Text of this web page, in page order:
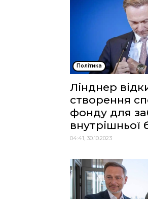
Політика
Лінднер
створення
фонду для
внутрішньої
04:41, 30.10.2023